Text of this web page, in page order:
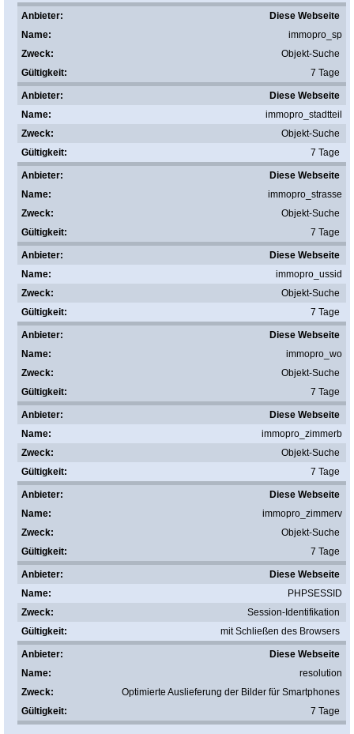
Diese Webseite
immopro_sp
Objekt-Suche
7 Tage
Diese Webseite
immopro_stadtteil
Objekt-Suche
7 Tage
Diese Webseite
immopro_strasse
Objekt-Suche
7 Tage
Diese Webseite
immopro_ussid
Objekt-Suche
7 Tage
Diese Webseite
immopro_wo
Objekt-Suche
7 Tage
Diese Webseite
immopro_zimmerb
Objekt-Suche
7 Tage
Diese Webseite
immopro_zimmerv
Objekt-Suche
7 Tage
Diese Webseite
PHPSESSID
Session-Identifikation
mit Schließen des Browsers
Diese Webseite
resolution
Optimierte Auslieferung der Bilder für Smartphones
7 Tage